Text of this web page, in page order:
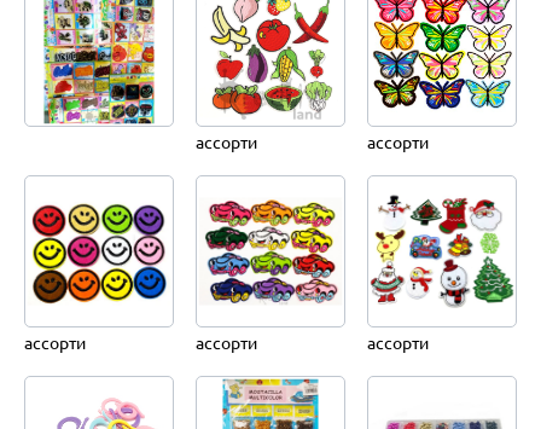
ассорти ассорти
ассорти ассорти ассорти